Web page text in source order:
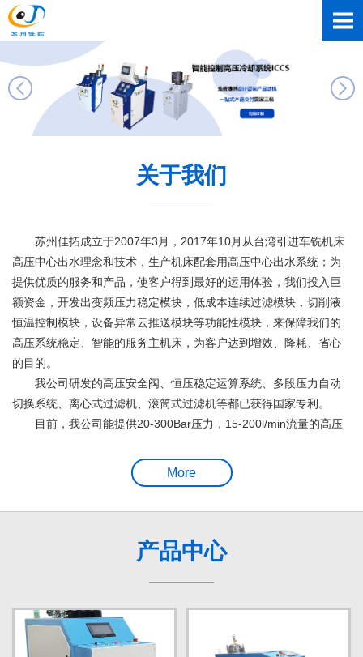
关于我们
苏州佳拓成立于2007年3月，2017年10月从台湾引进车铣机床
高压中心出水理念和技术，生产机床配套用高压中心出水系统；为
提供优质的服务和产品，使客户得到最好的运用体验，我们投入巨
额资金，开发出变频压力稳定模块，低成本连续过滤模块，切削液
恒温控制模块，设备异常云推送模块等功能性模块，来保障我们的
高压系统稳定、智能的服务主机床，为客户达到增效、降耗、省心
的目的。
我公司研发的高压安全阀、恒压稳定运算系统、多段压力自动
切换系统、离心式过滤机、滚筒式过滤机等都已获得国家专利。
目前，我公司能提供20-300Bar压力，15-200l/min流量的高压
削液介质；供应多种精度、多种过滤方式、低成本运行的过滤方
案，运用于车、铣、磨等机床，为机床加工提供清洁、稳定的切削
More
产品中心